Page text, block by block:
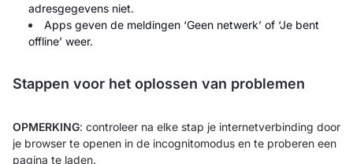
adresgegevens niet.
Apps geven de meldingen ‘Geen netwerk’ of ‘Je bent
offline’ weer.
Stappen voor het oplossen van problemen
OPMERKING: controleer na elke stap je internetverbinding door
je browser te openen in de incognitomodus en te proberen een
pagina te laden.